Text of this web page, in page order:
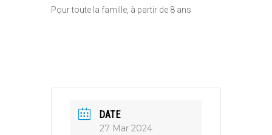
Pour toute la famille, à partir de 8 ans
DATE
27 Mar 2024